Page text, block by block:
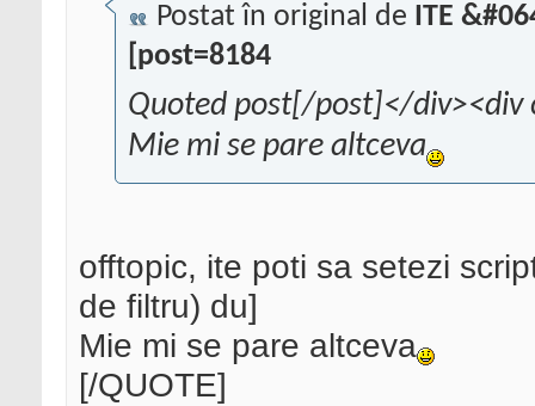
Postat în original de ITE
[post=8184
Quoted post[/post]</div><div
Mie mi se pare altceva
offtopic, ite poti sa setezi
de filtru) du]
Mie mi se pare altceva
[/QUOTE]